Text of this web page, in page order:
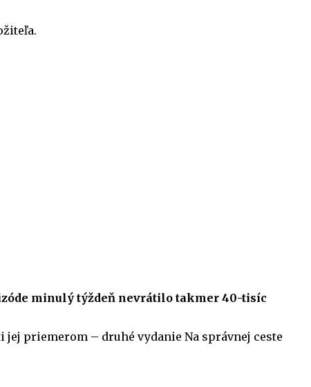
minulý týždeň nevrátilo takmer 40-tisíc
priemerom – druhé vydanie Na správnej ceste